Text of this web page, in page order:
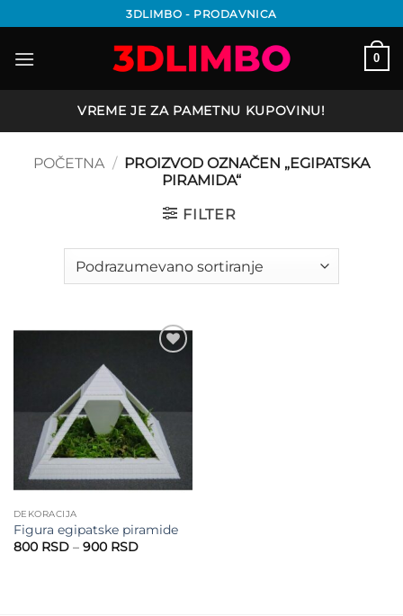
na
sadržaj
3DLIMBO - PRODAVNICA
0
VREME JE ZA PAMETNU KUPOVINU!
POČETNA / PROIZVOD OZNAČEN „EGIPATSKA
PIRAMIDA“
FILTER
DEKORACIJA
Figura egipatske piramide
800 RSD – 900 RSDRaspon